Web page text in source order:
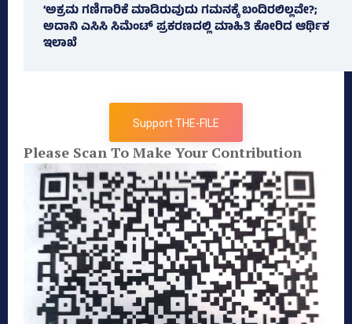
‘ಅಕ್ರಮ ಗಣಿಗಾರಿಕೆ ಮಾಡಿರುವುದು ಗಮನಕ್ಕೆ ಬಂದಿರಲಿಲ್ಲವೇ?;
ಅದಾನಿ ಎಸಿಸಿ ಸಿಮೆಂಟ್ ಪ್ರಕರಣದಲ್ಲಿ ಮಾಹಿತಿ ಕೋರಿದ ಆರ್ಥಿಕ
ಇಲಾಖೆ
Support THE-FILE
Please Scan To Make Your Contribution